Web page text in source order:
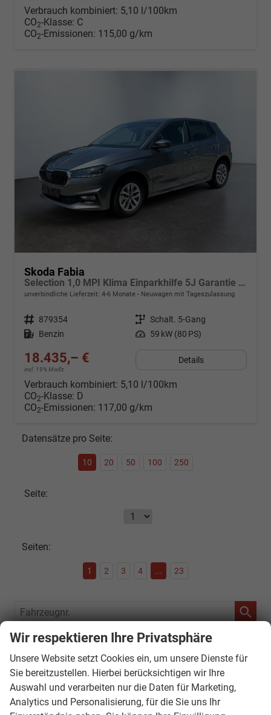
Verbrauch kombiniert: 5,10 l/100km
CO2-Klasse: C
CO2-Emissionen: 115,00 g/km
Skoda Fabia
Selection 1,0 MPI Klima Einparkhilfe 5J Garantie LED Apple Carplay Bluetooth
unverbindliche Lieferzeit: 4-6 Monate Neuwagen mit Tageszulassung
Fahrzeugnr. 879354 Getriebe Schalt. 5-Gang
Kraftstoff Benzin Leistung 59 kW (80 PS)
18.435,– €
incl. 19% MwSt.
Details
Verbrauch kombiniert: 5,10 l/100km
CO2-Klasse: D
CO2-Emissionen: 117,00 g/km
Datensätze pro Seite:
10 20 50 100 250
Seite:
Seiten:
1 2 3 4 ... 23
Fahrzeugnr.
SOFORT VERFÜGBAR
Audi
Bentley
Wir respektieren Ihre Privatsphäre
Unsere Website setzt Cookies ein, um unsere Dienste für
Sie bereitzustellen. Hierbei berücksichtigen wir Ihre
Auswahl und verarbeiten nur die Daten für Marketing,
Analytics und Personalisierung, für die Sie uns Ihr